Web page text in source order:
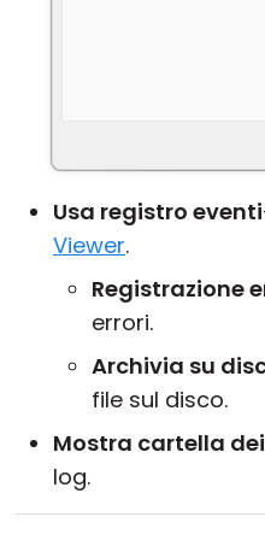
Usa registro eventi
Viewer.
Registrazione
errori.
Archivia su
file sul disco.
Mostra cartella
log.